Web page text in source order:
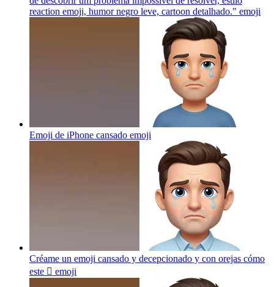
reaction emoji, humor negro leve, cartoon detalhado." emoji
Emoji de iPhone cansado emoji
Créame un emoji cansado y decepcionado y con orejas cómo
este 🫩 emoji